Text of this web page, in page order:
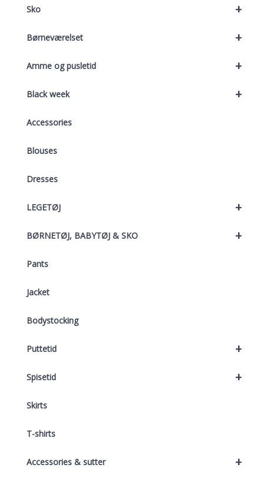
+
Sko
+
Børneværelset
+
Amme og pusletid
+
Black week
Accessories
Blouses
Dresses
+
LEGETØJ
+
BØRNETØJ, BABYTØJ & SKO
Pants
Jacket
Bodystocking
+
Puttetid
+
Spisetid
Skirts
T-shirts
+
Accessories & sutter